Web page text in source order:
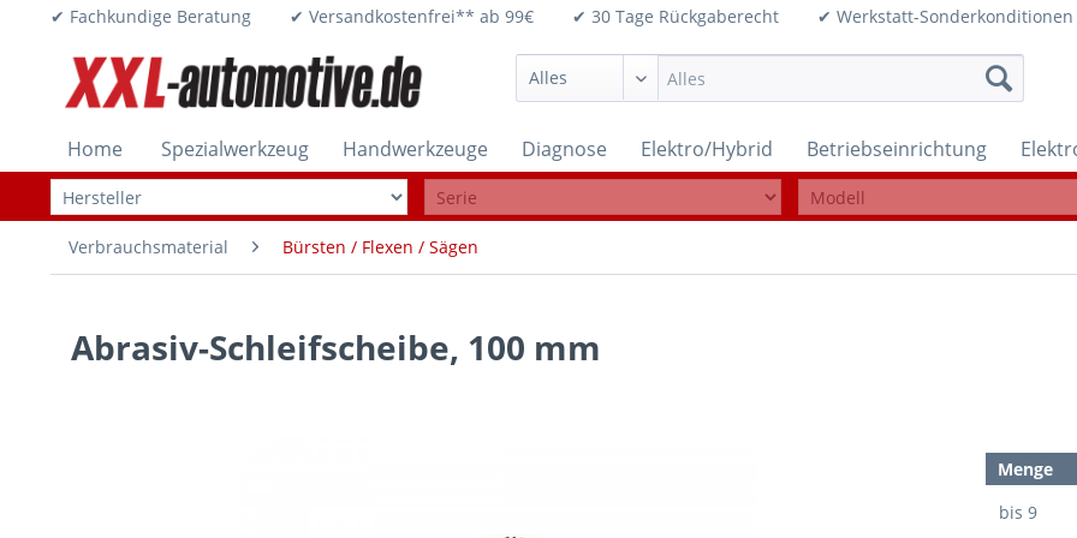
✔ Fachkundige Beratung ✔ Versandkostenfrei** ab 99€ ✔ 30 Tage Rückgaberecht ✔ Werkstatt-
Home Spezialwerkzeug Handwerkzeuge Diagnose Elektro/Hybrid Betriebseinrichtung
Verbrauchsmaterial Bürsten / Flexen / Sägen
Abrasiv-Schleifscheibe, 100 mm
Menge
bis9